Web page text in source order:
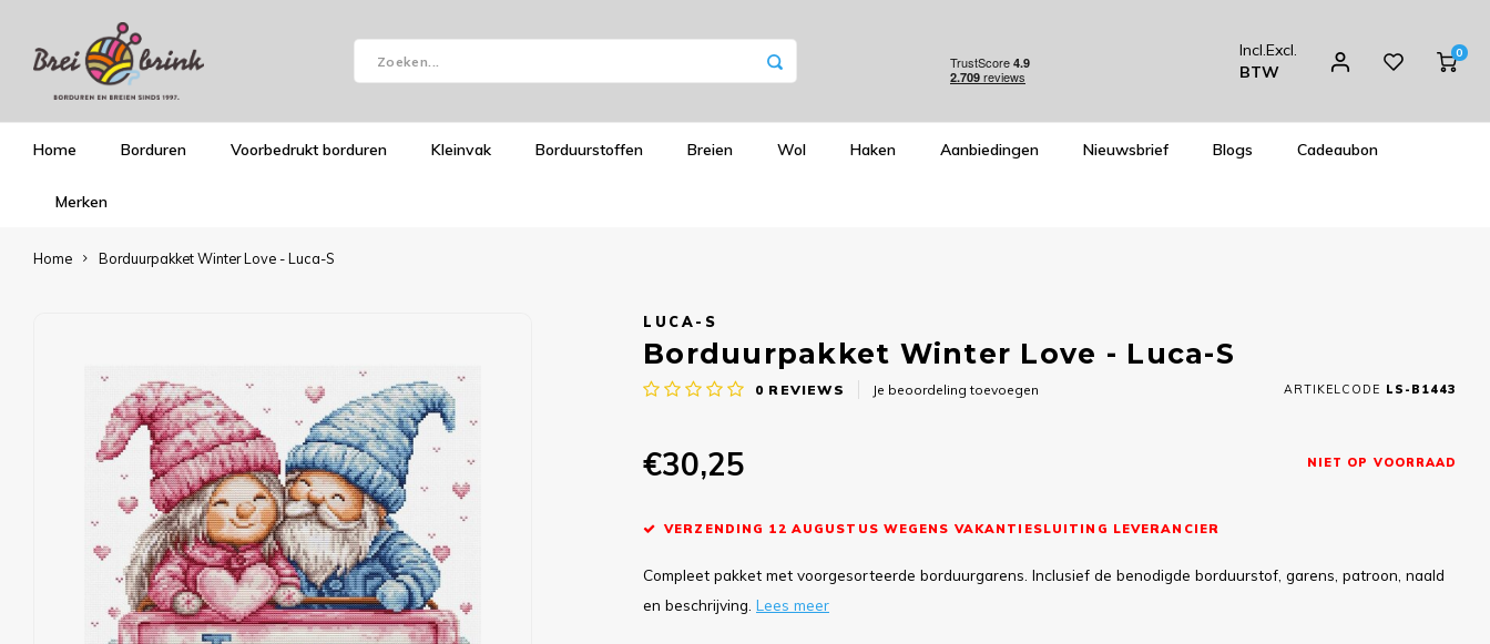
Incl.Excl.
BTW
0
Home Borduren Voorbedrukt borduren Kleinvak Borduurstoffen Breien Wol Haken Aanbiedingen Nieuwsbrief Blogs Cadeaubon
Merken
Home Borduurpakket Winter Love - Luca-S
LUCA-S
Borduurpakket Winter Love - Luca-S
0 REVIEWS Je beoordeling toevoegen ARTIKELCODE LS-B1443
€30,25 NIET OP VOORRAAD
VERZENDING 12 AUGUSTUS WEGENS VAKANTIESLUITING LEVERANCIER
Compleet pakket met voorgesorteerde borduurgarens. Inclusief de benodigde borduurstof, garens, patroon, naald
en beschrijving. Lees meer